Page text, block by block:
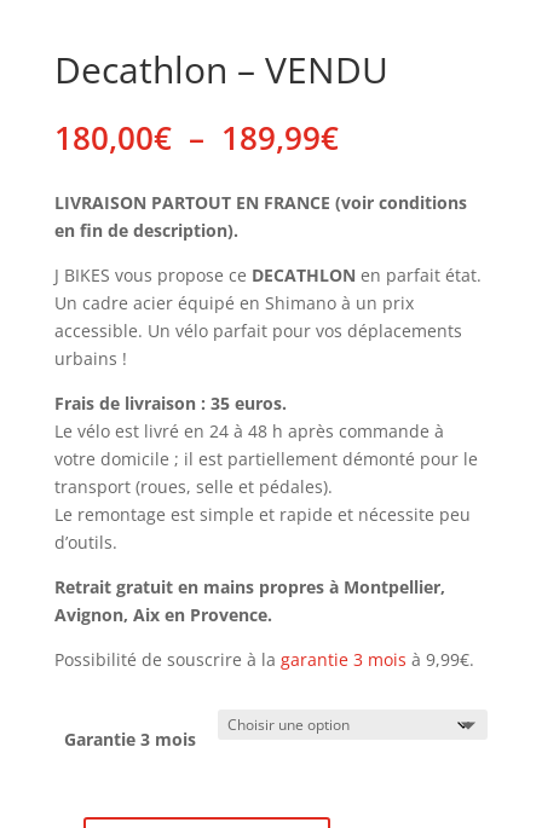
Decathlon – VENDU
180,00€ – 189,99€Plage
de
prix :
180,00€
189,99€
LIVRAISON PARTOUT EN FRANCE (voir conditions
en fin de description).
J BIKES vous propose ce DECATHLON en parfait état.
Un cadre acier équipé en Shimano à un prix
accessible. Un vélo parfait pour vos déplacements
urbains !
Frais de livraison : 35 euros.
Le vélo est livré en 24 à 48 h après commande à
votre domicile ; il est partiellement démonté pour le
transport (roues, selle et pédales).
Le remontage est simple et rapide et nécessite peu
d’outils.
Retrait gratuit en mains propres à Montpellier,
Avignon, Aix en Provence.
Possibilité de souscrire à la garantie 3 mois à 9,99€.
Garantie 3 mois